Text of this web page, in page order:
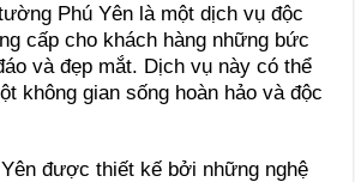
Phú Yên là một dịch vụ độc
cấp cho khách hàng những bức
và đẹp mắt. Dịch vụ này có thể
không gian sống hoàn hảo và độc
được thiết kế bởi những nghệ